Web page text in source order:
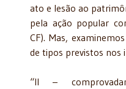
ato e lesão ao
pela ação popular
CF). Mas,
de tipos previstos nos
“II –